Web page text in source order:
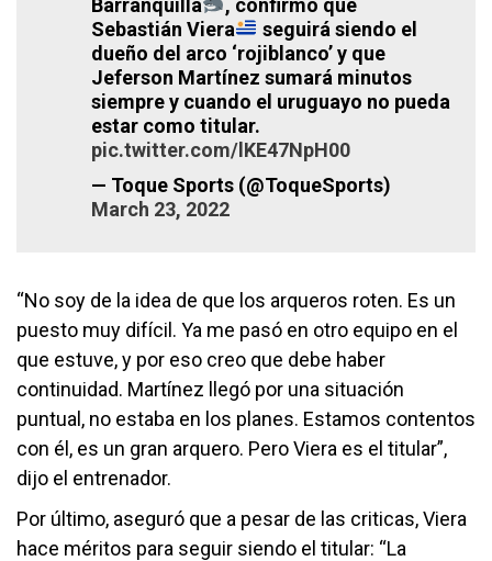
Sebastián Viera
seguirá siendo el
dueño del arco ‘rojiblanco’ y que
Jeferson Martínez sumará minutos
siempre y cuando el uruguayo no pueda
estar como titular.
pic.twitter.com/lKE47NpH00
— Toque Sports (@ToqueSports)
March 23, 2022
“No soy de la idea de que los arqueros roten. Es un
puesto muy difícil. Ya me pasó en otro equipo en el
que estuve, y por eso creo que debe haber
continuidad. Martínez llegó por una situación
puntual, no estaba en los planes. Estamos contentos
con él, es un gran arquero. Pero Viera es el titular”,
dijo el entrenador.
Por último, aseguró que a pesar de las criticas, Viera
hace méritos para seguir siendo el titular: “La